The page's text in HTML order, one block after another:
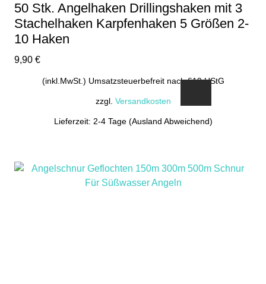
50 Stk. Angelhaken Drillingshaken mit 3
Stachelhaken Karpfenhaken 5 Größen 2-
10 Haken
9,90 €
(inkl.MwSt.) Umsatzsteuerbefreit nach §19 UStG
zzgl. Versandkosten
Lieferzeit: 2-4 Tage (Ausland Abweichend)